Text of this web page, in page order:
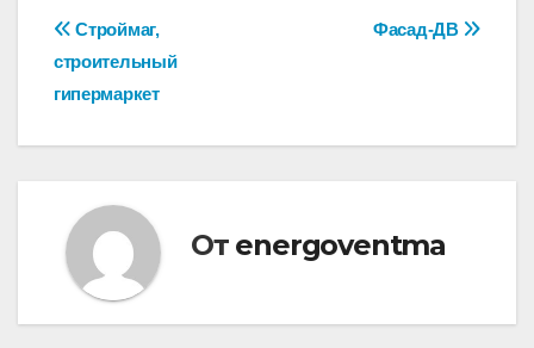
Навигация
по
записям
Фасад-ДВ
Строймаг,
строительный
гипермаркет
От energoventma